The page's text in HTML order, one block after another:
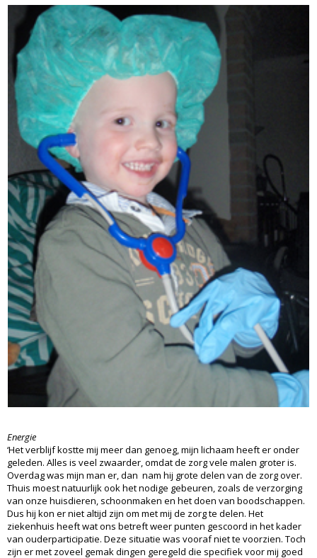
Energie
‘Het verblijf kostte mij meer dan genoeg, mijn lichaam heeft er onder
geleden. Alles is veel zwaarder, omdat de zorg vele malen groter is.
Overdag was mijn man er, dan nam hij grote delen van de zorg over.
Thuis moest natuurlijk ook het nodige gebeuren, zoals de verzorging
van onze huisdieren, schoonmaken en het doen van boodschappen.
Dus hij kon er niet altijd zijn om met mij de zorg te delen. Het
ziekenhuis heeft wat ons betreft weer punten gescoord in het kader
van ouderparticipatie. Deze situatie was vooraf niet te voorzien. Toch
zijn er met zoveel gemak dingen geregeld die specifiek voor mij goed